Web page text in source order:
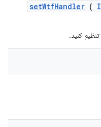
setWtfHandler (
تنظیم کنید.